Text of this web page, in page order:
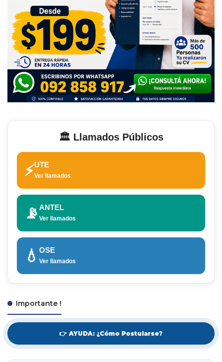
🏛️ Llamados Públicos
⚡UTE
Ver llamados
📡 ANTEL
Ver llamados
💧 OSE
Ver llamados
Importante !
👉 AYUDA: ¿Cómo Postularse?